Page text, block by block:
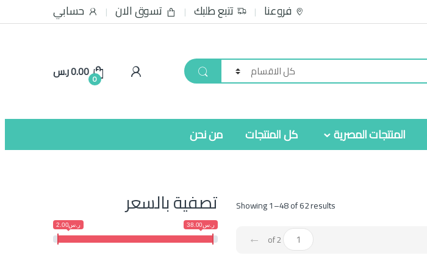
فروعنا تتبع طلبك تسوق الان حسابي
0
0.00ر.س
المنتجات المصرية كل المنتجات من نحن
Showing 1–48 of 62 results
←
تصفية بالسعر
ر.س2.00 ر.س38.00